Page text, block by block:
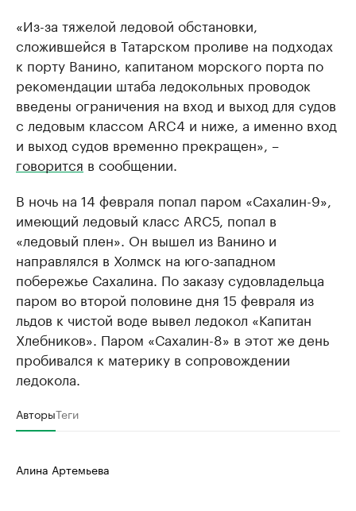
«Из-за тяжелой ледовой обстановки,
сложившейся в Татарском проливе на подходах
к порту Ванино, капитаном морского порта по
рекомендации штаба ледокольных проводок
введены ограничения на вход и выход для судов
с ледовым классом ARC4 и ниже, а именно вход
и выход судов временно прекращен», –
говорится в сообщении.
В ночь на 14 февраля попал паром «Сахалин-9»,
имеющий ледовый класс ARC5, попал в
«ледовый плен». Он вышел из Ванино и
направлялся в Холмск на юго-западном
побережье Сахалина. По заказу судовладельца
паром во второй половине дня 15 февраля из
льдов к чистой воде вывел ледокол «Капитан
Хлебников». Паром «Сахалин-8» в этот же день
пробивался к материку в сопровождении
ледокола.
АвторыТеги
Алина Артемьева